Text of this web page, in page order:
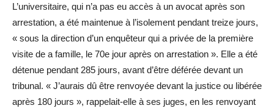
L’universitaire, qui n’a pas eu accès à un avocat après son
arrestation, a été maintenue à l’isolement pendant treize jours,
« sous la direction d’un enquêteur qui a privée de la première
visite de a famille, le 70e jour après on arrestation ». Elle a été
détenue pendant 285 jours, avant d’être déférée devant un
tribunal. « J’aurais dû être renvoyée devant la justice ou libérée
après 180 jours », rappelait-elle à ses juges, en les renvoyant